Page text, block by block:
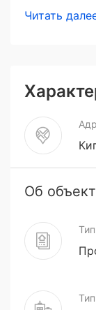
Читать
Об